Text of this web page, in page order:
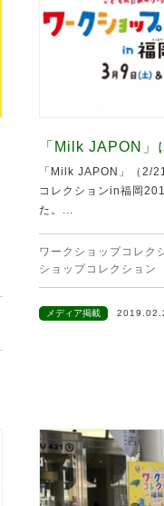
「Milk JAPON」
「Milk JAPON」（2/
コレクションin福岡
た。...
ワークショップコレク
ショップコレクション
メディア掲載